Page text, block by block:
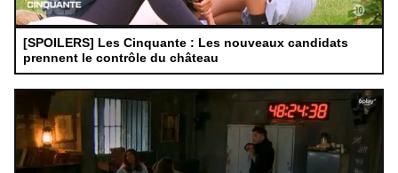
[SPOILERS] Les Cinquante : Les nouveaux candidats
prennent le contrôle du château